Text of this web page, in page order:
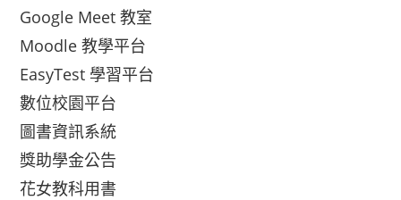
Google Meet 教室
Moodle 教學平台
EasyTest 學習平台
數位校園平台
圖書資訊系統
獎助學金公告
花女教科用書